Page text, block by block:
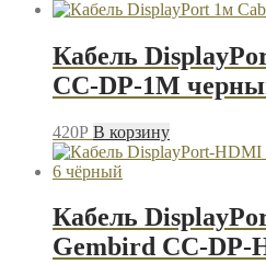
Кабель
CC-DP-1M
420P В корзину
Кабель
Gembird CC-